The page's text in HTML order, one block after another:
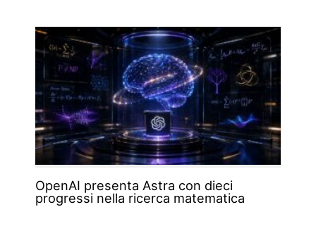
OpenAI presenta Astra con dieci
progressi nella ricerca matematica